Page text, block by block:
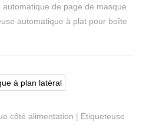
automatique de page de masque
automatique à plat pour boîte
à plan latéral
côté alimentation | Etiqueteuse